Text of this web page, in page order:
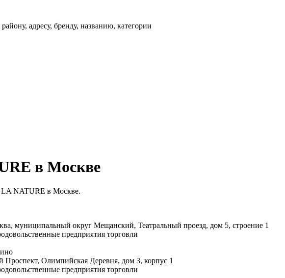
адресу, бренду, названию, категории
в Москве
LA NATURE в Москве.
муниципальный округ Мещанский, Театральный проезд, дом 5, строение 1
предприятия торговли
Олимпийская Деревня, дом 3, корпус 1
предприятия торговли